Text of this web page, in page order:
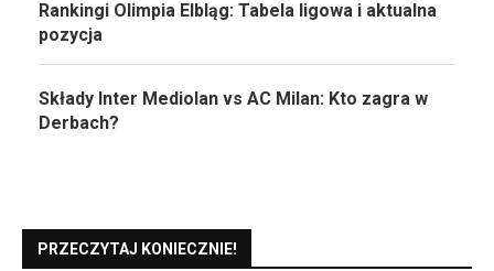
Rankingi Olimpia Elbląg: Tabela ligowa i aktualna
pozycja
Składy Inter Mediolan vs AC Milan: Kto zagra w
Derbach?
PRZECZYTAJ KONIECZNIE!